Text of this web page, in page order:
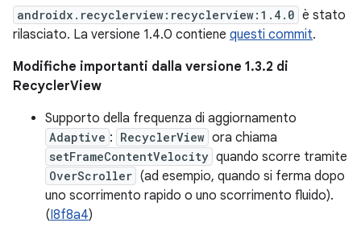
androidx.recyclerview:recyclerview:1.4.0 è stato
rilasciato. La versione 1.4.0 contiene questi commit.
Modifiche importanti dalla versione 1.3.2 di
RecyclerView
Supporto della frequenza di aggiornamento
Adaptive : RecyclerView ora chiama
setFrameContentVelocity quando scorre tramite
OverScroller (ad esempio, quando si ferma dopo
uno scorrimento rapido o uno scorrimento fluido).
(I8f8a4)